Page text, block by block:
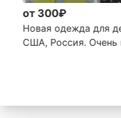
от 300₽
Новая одежда для
США, Россия. Очень